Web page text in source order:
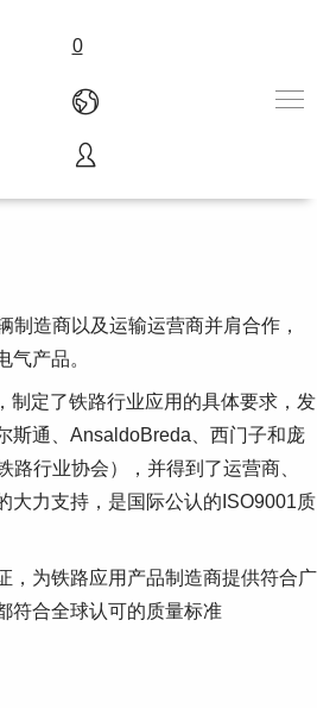
0
制造商以及运输运营商并肩合作，
气产品。
制定了铁路行业应用的具体要求，发
斯通、AnsaldoBreda、西门子和庞
路行业协会），并得到了运营商、
大力支持，是国际公认的ISO9001质
，为铁路应用产品制造商提供符合广
符合全球认可的质量标准